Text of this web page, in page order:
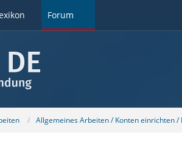
Forum
Allgemeines Arbeiten / Konten einrichten /